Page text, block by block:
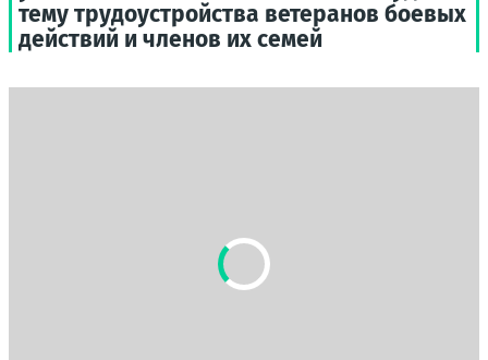
тему трудоустройства ветеранов боевых
действий и членов их семей